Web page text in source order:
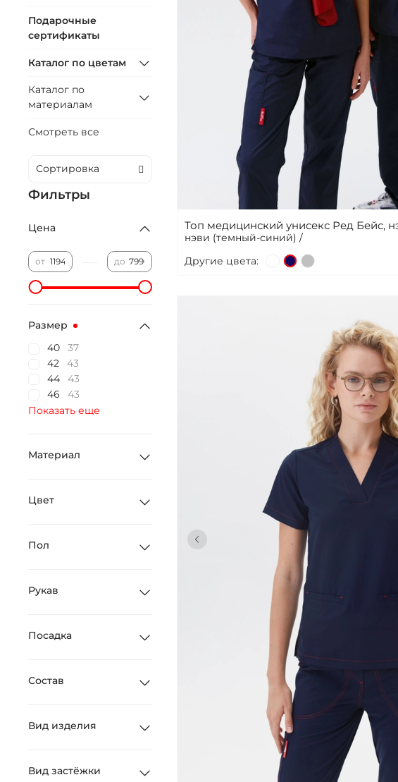
Топ медицинский унисекс Ред Бейс,
нэви (темный-синий) /
Другие цвета:
Подарочные
сертификаты
Каталог по цветам
Каталог по
материалам
Смотреть все
Фильтры
Цена
от до
Размер
40
37
42
43
44
43
46
43
Показать еще
Материал
Цвет
Пол
Рукав
Посадка
Состав
Вид изделия
Вид застёжки